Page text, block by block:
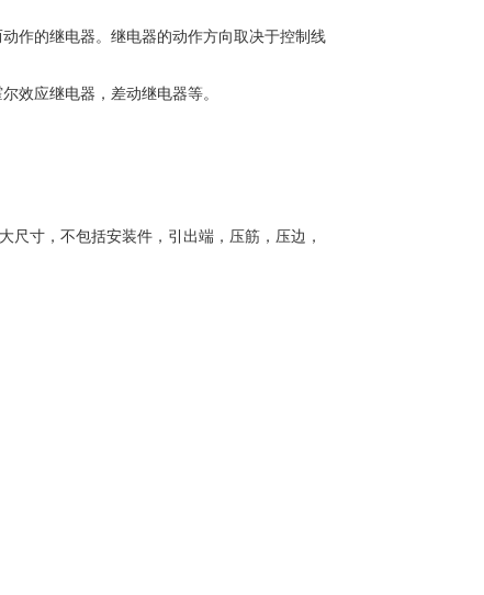
作的继电器。继电器的动作方向取决于控制线
效应继电器，差动继电器等。
寸，不包括安装件，引出端，压筋，压边，